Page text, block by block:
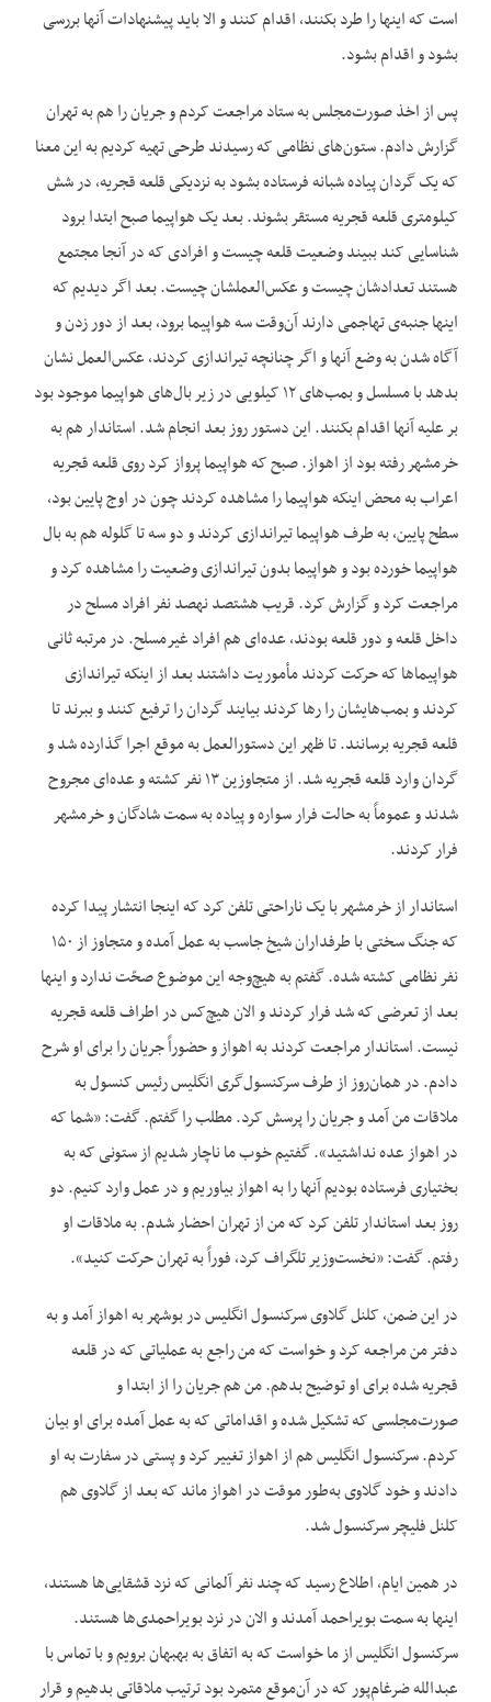
است که اینها را طرد بکنند، اقدام کنند و الا باید پیشنهادات آنها بررسی
بشود و اقدام بشود.
پس از اخذ صورت‌مجلس به ستاد مراجعت کردم و جریان را هم به تهران
گزارش دادم. ستون‌های نظامی که رسیدند طرحی تهیه کردیم به این معنا
که یک گردان پیاده شبانه فرستاده بشود به نزدیکی قلعه قجریه، در شش
کیلومتری قلعه قجریه مستقر بشوند. بعد یک هواپیما صبح ابتدا برود
شناسایی کند ببیند وضعیت قلعه چیست و افرادی که در آنجا مجتمع
هستند تعدادشان چیست و عکس‌العملشان چیست. بعد اگر دیدیم که
اینها جنبه‌ی تهاجمی دارند آن‌وقت سه هواپیما برود، بعد از دور زدن و
آگاه شدن به وضع آنها و اگر چنانچه تیراندازی کردند، عکس‌العمل نشان
بدهد با مسلسل و بمب‌های ۱۲ کیلویی در زیر بال‌های هواپیما موجود بود
بر علیه آنها اقدام بکنند. این دستور روز بعد انجام شد. استاندار هم به
خرمشهر رفته بود از اهواز. صبح که هواپیما پرواز کرد روی قلعه قجریه
اعراب به محض اینکه هواپیما را مشاهده کردند چون در اوج پایین بود،
سطح پایین، به طرف هواپیما تیراندازی کردند و دو سه تا گلوله هم به بال
هواپیما خورده بود و هواپیما بدون تیراندازی وضعیت را مشاهده کرد و
مراجعت کرد و گزارش کرد. قریب هشتصد نهصد نفر افراد مسلح در
داخل قلعه و دور قلعه بودند، عده‌ای هم افراد غیرمسلح. در مرتبه ثانی
هواپیماها که حرکت کردند مأموریت داشتند بعد از اینکه تیراندازی
کردند و بمب‌هایشان را رها کردند بیایند گردان را ترفیع کنند و ببرند تا
قلعه قجریه برسانند. تا ظهر این دستورالعمل به موقع اجرا گذارده شد و
گردان وارد قلعه قجریه شد. از متجاوزین ۱۳ نفر کشته و عده‌ای مجروح
شدند و عموماً به حالت فرار سواره و پیاده به سمت شادگان و خرمشهر
فرار کردند.
استاندار از خرمشهر با یک ناراحتی تلفن کرد که اینجا انتشار پیدا کرده
که جنگ سختی با طرفداران شیخ جاسب به عمل آمده و متجاوز از ۱۵۰
نفر نظامی کشته شده. گفتم به هیچ‌وجه این موضوع صحّت ندارد و اینها
بعد از تعرضی که شد فرار کردند و الان هیچ‌کس در اطراف قلعه قجریه
نیست. استاندار مراجعت کردند به اهواز و حضوراً جریان را برای او شرح
دادم. در همان‌روز از طرف سرکنسول‌گری انگلیس رئیس کنسول به
ملاقات من آمد و جریان را پرسش کرد. مطلب را گفتم. گفت: «شما که
در اهواز عده نداشتید». گفتیم خوب ما ناچار شدیم از ستونی که به
بختیاری فرستاده بودیم آنها را به اهواز بیاوریم و در عمل وارد کنیم. دو
روز بعد استاندار تلفن کرد که من از تهران احضار شدم. به ملاقات او
رفتم. گفت: «نخست‌وزیر تلگراف کرد، فوراً به تهران حرکت کنید».
در این ضمن، کلنل گلاوی سرکنسول انگلیس در بوشهر به اهواز آمد و به
دفتر من مراجعه کرد و خواست که من راجع به عملیاتی که در قلعه
قجریه شده برای او توضیح بدهم. من هم جریان را از ابتدا و
صورت‌مجلسی که تشکیل شده و اقداماتی که به عمل آمده برای او بیان
کردم. سرکنسول انگلیس هم از اهواز تغییر کرد و پستی در سفارت به او
دادند و خود گلاوی به‌طور موقت در اهواز ماند که بعد از گلاوی هم
کلنل فلیچر سرکنسول شد.
در همین ایام، اطلاع رسید که چند نفر آلمانی که نزد قشقایی‌ها هستند،
اینها به سمت بویراحمد آمدند و الان در نزد بویراحمدی‌ها هستند.
سرکنسول انگلیس از ما خواست که به اتفاق به بهبهان برویم و با تماس با
عبدالله ضرغام‌پور که در آن‌موقع متمرد بود ترتیب ملاقاتی بدهیم و قرار